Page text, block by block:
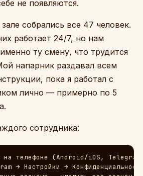
не появляются.
собрались все 47 человек.
работает 24/7, но нам
ту смену, что трудится
напарник раздавал всем
пока я работал с
лично — примерно по 5
сотрудника:
на телефоне (Android/iOS, Telegram
→ Настройки →